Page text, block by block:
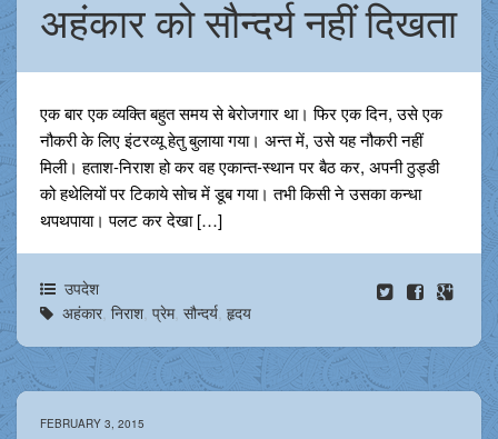
अहंकार को सौन्दर्य नहीं दिखता
एक बार एक व्यक्ति बहुत समय से बेरोजगार था। फिर एक दिन, उसे एक
नौकरी के लिए इंटरव्यू हेतु बुलाया गया। अन्त में, उसे यह नौकरी नहीं
मिली। हताश-निराश हो कर वह एकान्त-स्थान पर बैठ कर, अपनी ठुड्डी
को हथेलियों पर टिकाये सोच में डूब गया। तभी किसी ने उसका कन्धा
थपथपाया। पलट कर देखा […]
उपदेश
अहंकार, निराश, प्रेम, सौन्दर्य, हृदय
FEBRUARY 3, 2015